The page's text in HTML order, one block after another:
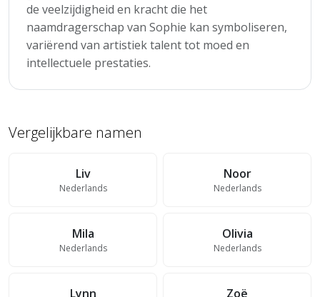
de veelzijdigheid en kracht die het
naamdragerschap van Sophie kan symboliseren,
variërend van artistiek talent tot moed en
intellectuele prestaties.
Vergelijkbare namen
Liv
Nederlands
Noor
Nederlands
Mila
Nederlands
Olivia
Nederlands
Lynn Zoë